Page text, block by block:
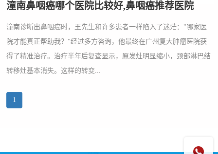
潼南鼻咽癌哪个医院比较好,鼻咽癌推荐医院
潼南诊断出鼻咽癌时，王先生和许多患者一样陷入了迷茫："哪家医
院才能真正帮助我？"经过多方咨询，他最终在广州复大肿瘤医院获
得了精准治疗。治疗半年后复查显示，原发灶明显缩小，颈部淋巴结
转移灶基本消失。这样的转变...
1
